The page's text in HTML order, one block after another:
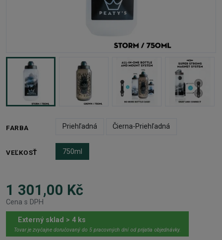
FARBA Priehľadná Čierna-Priehľadná
VEĽKOSŤ 750ml
1 301,00 Kč
Cena s DPH
Externý sklad > 4 ks
Tovar je zvyčajne doručovaný do 5 pracovných dní od prijatia objednávky.